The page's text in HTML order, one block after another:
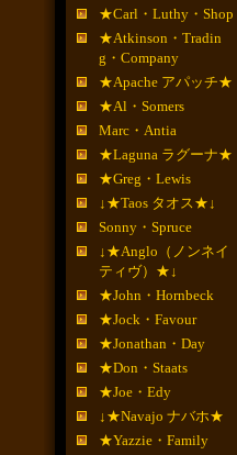
★Carl・Luthy・Shop
★Atkinson・Tradin
g・Company
★Apache アパッチ★
★Al・Somers
Marc・Antia
★Laguna ラグーナ★
★Greg・Lewis
↓★Taos タオス★↓
Sonny・Spruce
↓★Anglo（ノンネイ
ティヴ）★↓
★John・Hornbeck
★Jock・Favour
★Jonathan・Day
★Don・Staats
★Joe・Edy
↓★Navajo ナバホ★
★Yazzie・Family